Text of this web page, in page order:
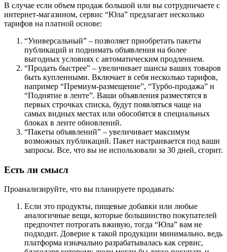
В случае если объем продаж большой или вы сотрудничаете с
интернет-магазином, сервис “Юла” предлагает несколько
тарифов на платной основе:
“Универсальный” – позволяет приобретать пакеты
публикаций и поднимать объявления на более
выгодных условиях с автоматическим продлением.
“Продать быстрее” – увеличивает шансы ваших товаров
быть купленными. Включает в себя несколько тарифов,
например “Премиум-размещение”, “Турбо-продажа” и
“Поднятие в ленте”. Ваши объявления разместятся в
первых строчках списка, будут появляться чаще на
самых видных местах или обособятся в специальных
блоках в ленте обновлений.
“Пакеты объявлений” – увеличивает максимум
возможных публикаций. Пакет настраивается под ваши
запросы. Все, что вы не использовали за 30 дней, сгорит.
Есть ли смысл
Проанализируйте, что вы планируете продавать:
Если это продукты, пищевые добавки или любые
аналогичные вещи, которые большинство покупателей
предпочтет потрогать вживую, тогда “Юла” вам не
подходит. Доверие к такой продукции минимально, ведь
платформа изначально разрабатывалась как сервис,